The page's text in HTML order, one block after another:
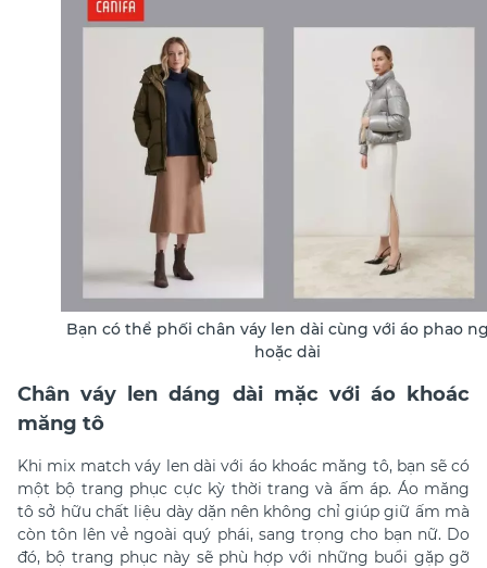
Bạn có thể phối chân váy len dài cùng với áo phao
hoặc dài
Chân váy len dáng dài mặc với áo khoác
măng tô
Khi mix match váy len dài với áo khoác măng tô, bạn sẽ có
một bộ trang phục cực kỳ thời trang và ấm áp. Áo măng
tô sở hữu chất liệu dày dặn nên không chỉ giúp giữ ấm mà
còn tôn lên vẻ ngoài quý phái, sang trọng cho bạn nữ. Do
đó, bộ trang phục này sẽ phù hợp với những buổi gặp gỡ